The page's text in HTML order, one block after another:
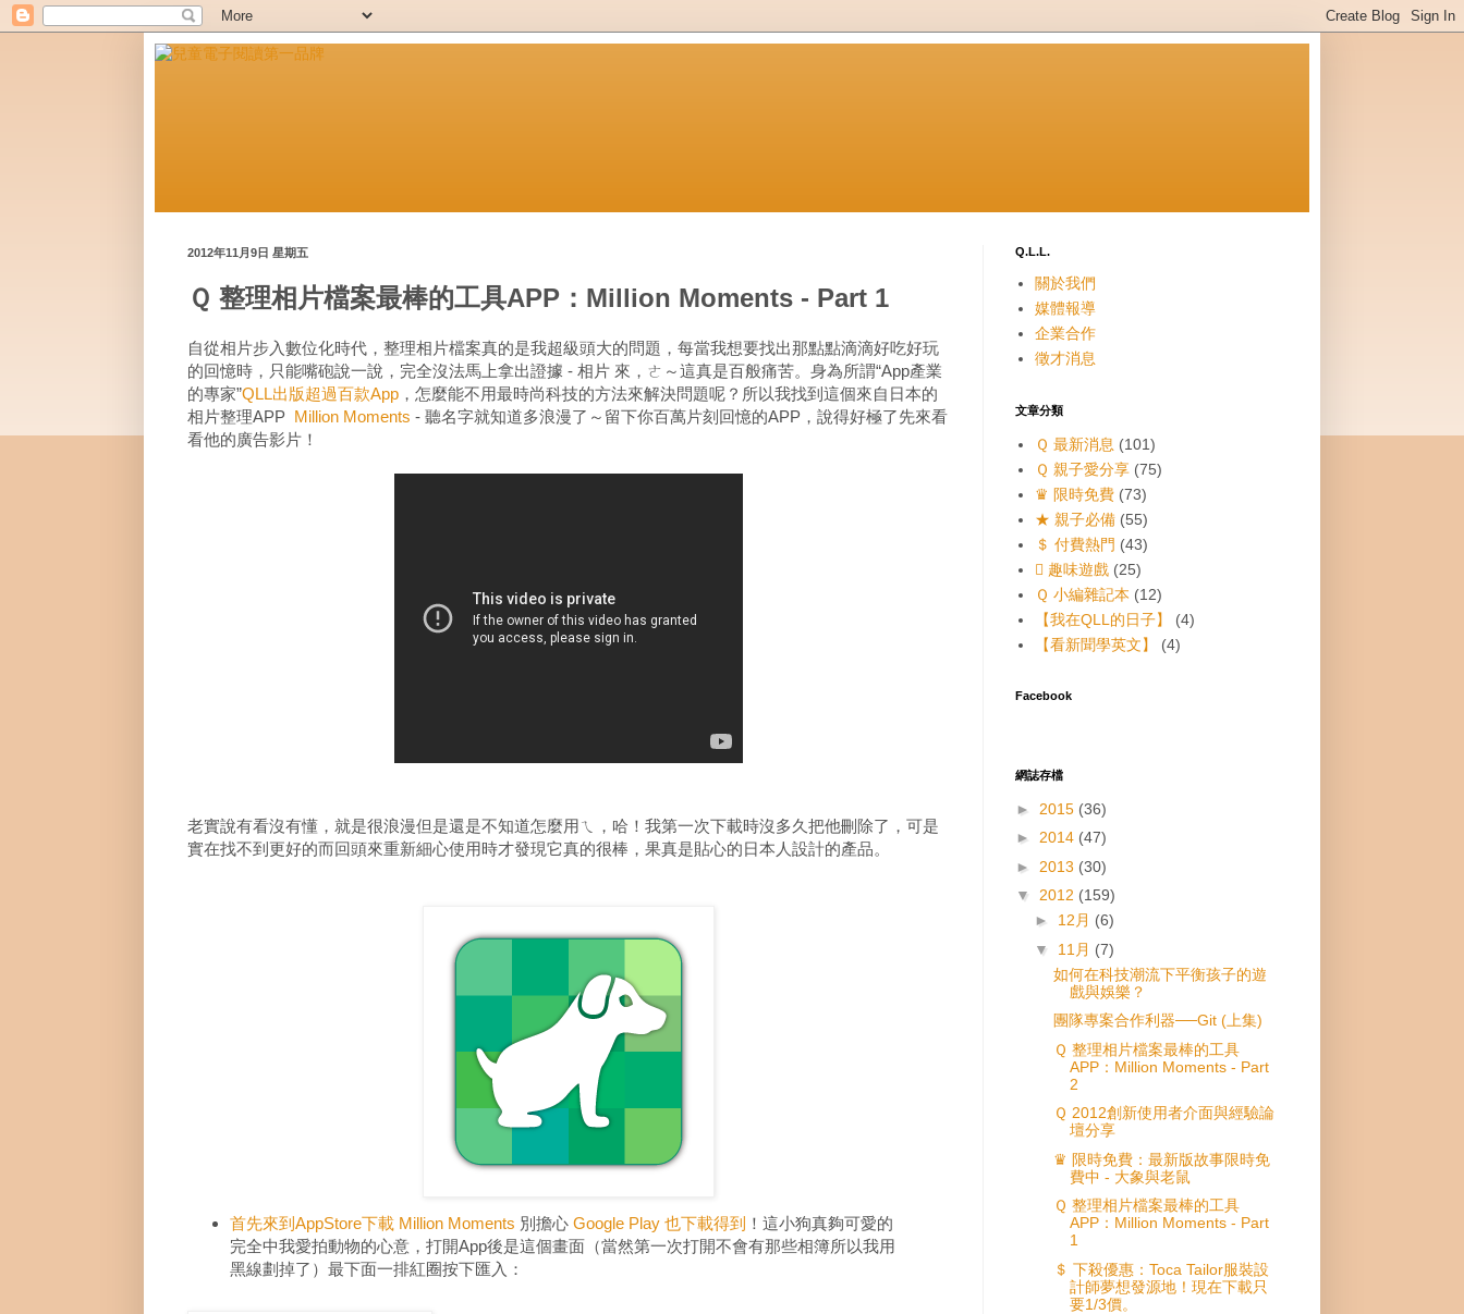
2012年11月9日 星期五
Ｑ 整理相片檔案最棒的工具APP：Million Moments - Part 1
自從相片步入數位化時代，整理相片檔案真的是我超級頭大的問題，每當我想要找出那點點滴滴好吃好玩
的回憶時，只能嘴砲說一說，完全沒法馬上拿出證據 - 相片 來，ㄜ～這真是百般痛苦。身為所謂“App產業
的專家”QLL出版超過百款App ，怎麼能不用最時尚科技的方法來解決問題呢？所以我找到這個來自日本的
相片整理APP Million Moments - 聽名字就知道多浪漫了～留下你百萬片刻回憶的APP，說得好極了先來看
看他的廣告影片！
老實說有看沒有懂，就是很浪漫但是還是不知道怎麼用ㄟ，哈！我第一次下載時沒多久把他刪除了，可是
實在找不到更好的而回頭來重新細心使用時才發現它真的很棒，果真是貼心的日本人設計的產品。
首先來到AppStore下載 Million Moments 別擔心 Google Play 也下載得到 ！ 這小狗真夠可愛的
完全中我愛拍動物的心意，打開App後是這個畫面（當然第一次打開不會有那些相簿所以我用
黑線劃掉了）最下面一排紅圈按下匯入：
Q.L.L.
關於我們
媒體報導
企業合作
徵才消息
文章分類
Ｑ 最新消息 (101)
Ｑ 親子愛分享 (75)
♛ 限時免費 (73)
★ 親子必備 (55)
＄ 付費熱門 (43)
 趣味遊戲 (25)
Ｑ 小編雜記本 (12)
【我在QLL的日子】
(4)
【看新聞學英文】
(4)
Facebook
網誌存檔
► 2015 (36)
► 2014 (47)
► 2013 (30)
▼ 2012 (159)
► 12月 (6)
▼ 11月 (7)
如何在科技潮流下平衡孩子的遊
戲與娛樂？
團隊專案合作利器──Git (上集)
Ｑ 整理相片檔案最棒的工具
APP：Million Moments - Part
2
Ｑ 2012創新使用者介面與經驗論
壇分享
♛ 限時免費：最新版故事限時免
費中 - 大象與老鼠
Ｑ 整理相片檔案最棒的工具
APP：Million Moments - Part
1
＄ 下殺優惠：Toca Tailor服裝設
計師夢想發源地！現在下載只
要1/3價。